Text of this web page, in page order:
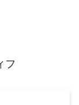
フ